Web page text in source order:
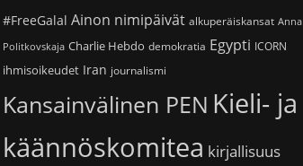
#FreeGalal Ainon nimipäivät alkuperäiskansat Anna
Politkovskaja Charlie Hebdo demokratia Egypti ICORN
ihmisoikeudet Iran journalismi
Kansainvälinen PEN Kieli- ja
käännöskomitea kirjallisuus